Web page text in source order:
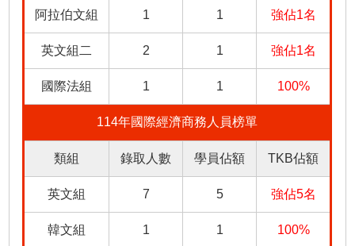
阿拉伯文組 1 1 強佔1名
英文組二 2 1 強佔1名
國際法組 1 1 100%
114年國際經濟商務人員榜單
類組 錄取人數 學員佔額 TKB佔額
英文組 7 5 強佔5名
韓文組 1 1 100%